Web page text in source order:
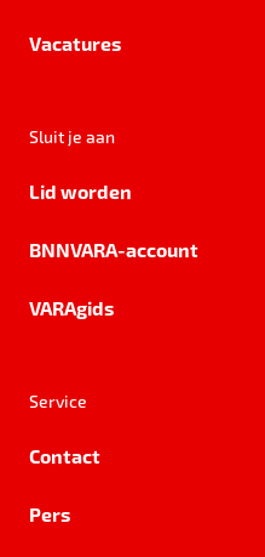
Vacatures
Sluit je aan
Lid worden
BNNVARA-account
VARAgids
Service
Contact
Pers